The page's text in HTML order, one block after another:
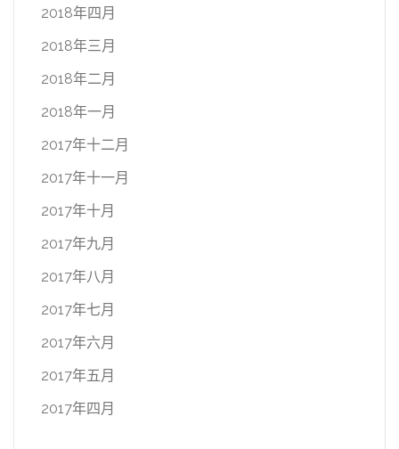
2018年四月
2018年三月
2018年二月
2018年一月
2017年十二月
2017年十一月
2017年十月
2017年九月
2017年八月
2017年七月
2017年六月
2017年五月
2017年四月